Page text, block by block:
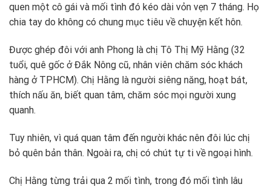
quen một cô gái và mối tình đó kéo dài vỏn vẹn 7 tháng. Họ
chia tay do không có chung mục tiêu về chuyện kết hôn.
Được ghép đôi với anh Phong là chị Tô Thị Mỹ Hằng (32
tuổi, quê gốc ở Đắk Nông cũ, nhân viên chăm sóc khách
hàng ở TPHCM). Chị Hằng là người siêng năng, hoạt bát,
thích nấu ăn, biết quan tâm, chăm sóc mọi người xung
quanh.
Tuy nhiên, vì quá quan tâm đến người khác nên đôi lúc chị
bỏ quên bản thân. Ngoài ra, chị có chút tự ti về ngoại hình.
Chị Hằng từng trải qua 2 mối tình, trong đó mối tình lâu